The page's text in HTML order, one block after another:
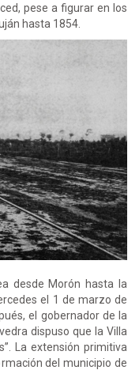
pese a figurar en los
hasta 1854.
desde Morón hasta la
el 1 de marzo de
el gobernador de la
dispuso que la Villa
La extensión primitiva
del municipio de